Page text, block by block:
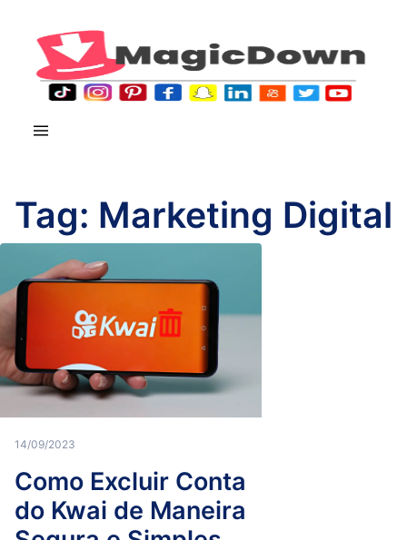
Tag: Marketing Digital
14/09/2023
Como Excluir Conta
do Kwai de Maneira